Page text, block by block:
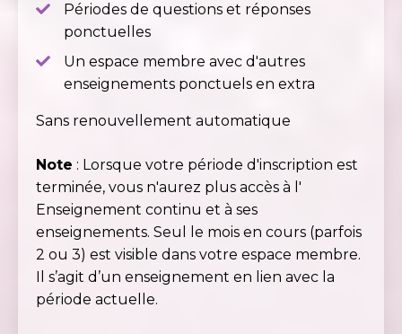
Périodes de questions et réponses
ponctuelles
Un espace membre avec d'autres
enseignements ponctuels en extra
Sans renouvellement automatique
Note : Lorsque votre période d'inscription est
terminée, vous n'aurez plus accès à l'
Enseignement continu et à ses
enseignements. Seul le mois en cours (parfois
2 ou 3) est visible dans votre espace membre.
Il s’agit d’un enseignement en lien avec la
période actuelle.